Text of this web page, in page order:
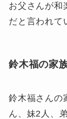
お父さんが和
だと言われて
鈴木福の家
鈴木福さんの
ん、妹2人、